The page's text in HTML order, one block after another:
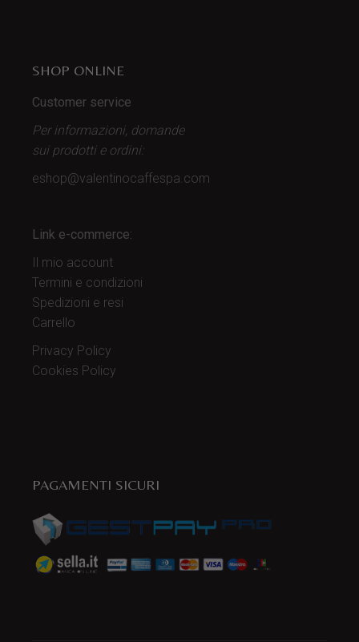
SHOP ONLINE
Customer service
Per informazioni, domande
sui prodotti e ordini:
eshop@valentinocaffespa.com
Link e-commerce:
Il mio account
Termini e condizioni
Spedizioni e resi
Carrello
Privacy Policy
Cookies Policy
PAGAMENTI SICURI